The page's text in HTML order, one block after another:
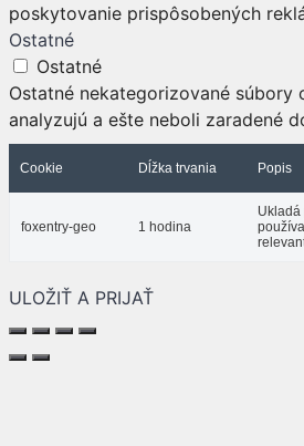
poskytovanie prispôsobených
Ostatné
Ostatné
Ostatné nekategorizované súbory
analyzujú a ešte neboli zaradené
Cookie Dĺžka trvania Popis
foxentry-geo 1 hodina
ULOŽIŤ A PRIJAŤ